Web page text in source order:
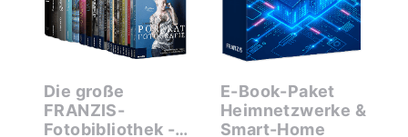
Die große
FRANZIS-
Fotobibliothek -
E-Book-Paket
Heimnetzwerke &
Smart-Home